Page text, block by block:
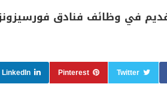
في وظائف فنادق
Twitter
Pinterest
LinkedIn